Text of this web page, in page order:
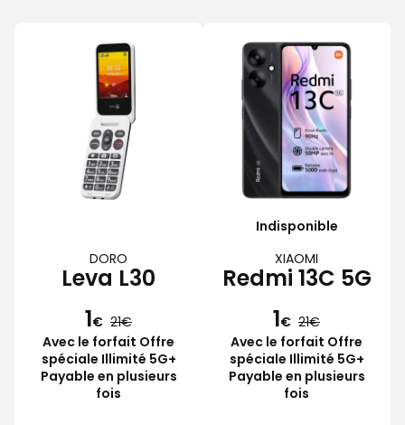
DORO
Leva L30
1€ 21
Avec le forfait Offre
spéciale Illimité 5G+
Payable en plusieurs
fois
Indisponible
XIAOMI
Redmi 13C 5G
1€ 21
Avec le forfait Offre
spéciale Illimité 5G+
Payable en plusieurs
fois